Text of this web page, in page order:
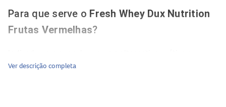
Para que serve o Fresh Whey Dux Nutrition
Frutas Vermelhas?
saborosa para a suplementação de proteínas, o
Ver descrição completa